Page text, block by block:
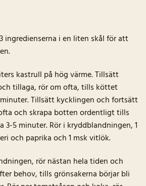
ingredienserna i en liten skål för att
kastrull på hög värme. Tillsätt
tillaga, rör om ofta, tills köttet
Tillsätt kycklingen och fortsätt
och skrapa botten ordentligt tills
3-5 minuter. Rör i kryddblandningen, 1
och paprika och 1 msk vitlök.
rör nästan hela tiden och
behov, tills grönsakerna börjar bli